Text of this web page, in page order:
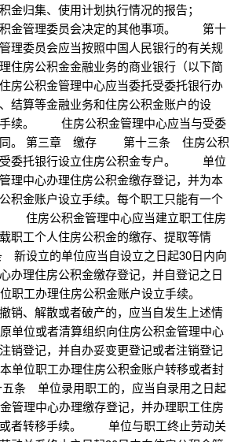
积金归集、使用计划执行情况的报告；
积金管理委员会决定的其他事项。 第十
理委员会应当按照中国人民银行的有关规
住房公积金金融业务的商业银行（以下简
房公积金管理中心应当委托受委托银行办
结算等金融业务和住房公积金账户的设
手续。 住房公积金管理中心应当与受委
同。 第三章 缴存 第十三条 住房公积
受委托银行设立住房公积金专户。 单位
理中心办理住房公积金缴存登记，并为本
积金账户设立手续。每个职工只能有一个
住房公积金管理中心应当建立职工住房
职工个人住房公积金的缴存、提取等情
立的单位应当自设立之日起30日内向
办理住房公积金缴存登记，并自登记之日
位职工办理住房公积金账户设立手续。
销、解散或者破产的，应当自发生上述情
单位或者清算组织向住房公积金管理中心
销登记，并自办妥变更登记或者注销登记
单位职工办理住房公积金账户转移或者封
单位录用职工的，应当自录用之日起
管理中心办理缴存登记，并办理职工住房
或者转移手续。 单位与职工终止劳动关